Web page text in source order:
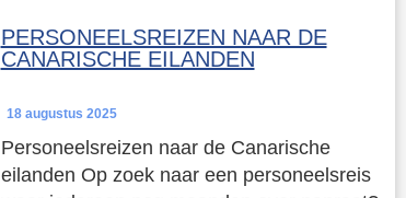
PERSONEELSREIZEN NAAR DE
CANARISCHE EILANDEN
18 augustus 2025
Personeelsreizen naar de Canarische
eilanden Op zoek naar een personeelsreis